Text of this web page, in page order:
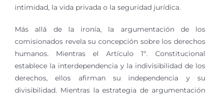
intimidad, la vida privada o la seguridad jurídica.
Más allá de la ironía, la argumentación de los
comisionados revela su concepción sobre los derechos
humanos. Mientras el Artículo 1º. Constitucional
establece la interdependencia y la indivisibilidad de los
derechos, ellos afirman su independencia y su
divisibilidad. Mientras la estrategia de argumentación